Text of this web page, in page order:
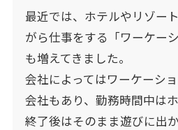
最近では、ホテルやリゾー
がら仕事をする「ワーケー
も増えてきました。
会社によってはワーケーシ
会社もあり、勤務時間中は
終了後はそのまま遊びに出